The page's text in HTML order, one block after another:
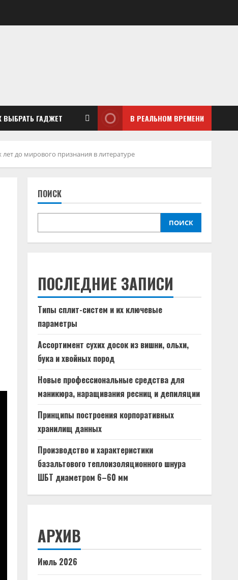
ВЫБРАТЬ ГАДЖЕТ В РЕАЛЬНОМ ВРЕМЕНИ
до мирового признания в литературе
ПОИСК
ПОИСК
ПОСЛЕДНИЕ ЗАПИСИ
Типы сплит-систем и их ключевые
параметры
Ассортимент сухих досок из вишни, ольхи,
бука и хвойных пород
Новые профессиональные средства для
маникюра, наращивания ресниц и депиляции
Принципы построения корпоративных
хранилищ данных
Производство и характеристики
базальтового теплоизоляционного шнура
ШБТ диаметром 6–60 мм
АРХИВ
Июль 2026